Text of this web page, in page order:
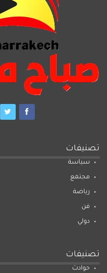
تصنيفات
سياسة
مجتمع
رياضة
فن
دولي
تصنيفات
حوادث